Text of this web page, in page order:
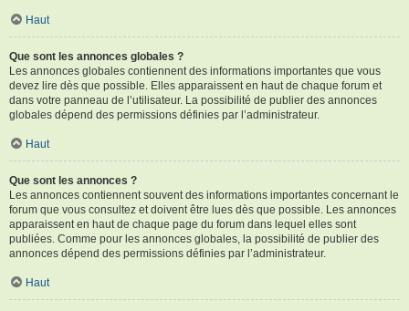
Haut
Que sont les annonces globales ?
Les annonces globales contiennent des informations importantes que vous
devez lire dès que possible. Elles apparaissent en haut de chaque forum et
dans votre panneau de l’utilisateur. La possibilité de publier des annonces
globales dépend des permissions définies par l’administrateur.
Haut
Que sont les annonces ?
Les annonces contiennent souvent des informations importantes concernant le
forum que vous consultez et doivent être lues dès que possible. Les annonces
apparaissent en haut de chaque page du forum dans lequel elles sont
publiées. Comme pour les annonces globales, la possibilité de publier des
annonces dépend des permissions définies par l’administrateur.
Haut